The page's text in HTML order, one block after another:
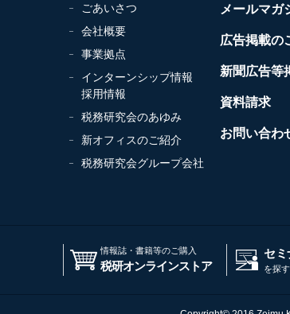
ごあいさつ
会社概要
事業拠点
インターンシップ情報
採用情報
税務研究会のあゆみ
新オフィスのご紹介
税務研究会グループ会社
メールマガ
広告掲載の
新聞広告等
資料請求
お問い合わ
情報誌・書籍等のご購入
税研オンラインストア
セミ
を探